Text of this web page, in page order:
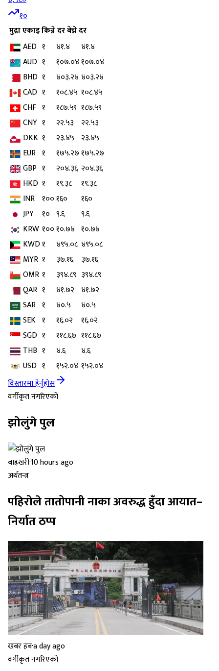
१०
मुद्राएकाइकिन्ने दरबेच्ने दर
AED १ ४१.४
४१.४
AUD १ १०७.०४१०७.०४
BHD १ ४०३.२४ ४०३.२४
CAD १ १०८.४५ १०८.४५
CHF १ १८७.५९ १८७.५९
CNY १ २२.५३
२२.५३
DKK १ २३.४५ २३.४५
EUR १ १७५.२७१७५.२७
GBP १ २०४.३६ २०४.३६
HKD १ १९.३८
१९.३८
INR १००१६०
१६०
JPY
१० ९.६
९.६
KRW १००१०.७४ १०.७४
KWD१ ४९५.०८ ४९५.०८
MYR १ ३७.१६
३७.१६
OMR १ ३९४.८९ ३९४.८९
QAR १ ४१.७२ ४१.७२
SAR १ ४०.५
४०.५
SEK १ १६.०२
१६.०२
SGD १ ११८.६७ ११८.६७
THB १ ४.६
४.६
USD १ १५२.०४ १५२.०४
विस्तारमा हेर्नुहोस
वर्गीकृत नगरिएको
झोलुंगे पुल
बाह्रखरी·10 hours ago
अर्थतन्त्र
पहिरोले तातोपानी नाका अवरुद्ध हुँदा आयात–
निर्यात ठप्प
खबर हब·a day ago
वर्गीकृत नगरिएको